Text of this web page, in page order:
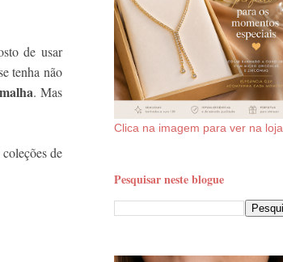
de usar
tenha não
malha. Mas
coleções de
Clica na imagem para ver na loja
Pesquisar neste blogue